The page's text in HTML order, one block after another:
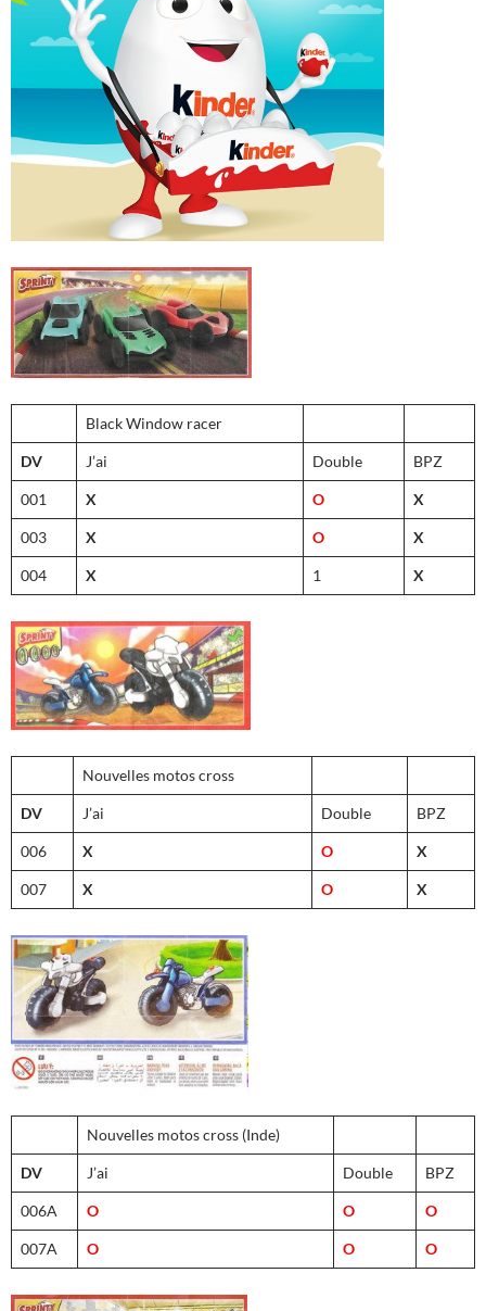
Black Window racer
DV J’ai Double BPZ
001 X O X
003 X O X
004 X 1 X
Nouvelles motos cross
DV J’ai Double BPZ
006 X O X
007 X O X
Nouvelles motos cross (Inde)
DV J’ai Double BPZ
006A O O O
007A O O O